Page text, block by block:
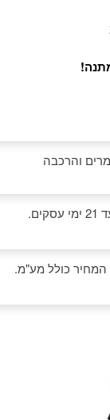
והרכבה
כולל מע"מ.